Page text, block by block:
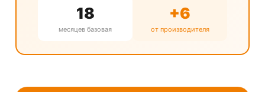
18
месяцев базовая
+6
от производителя